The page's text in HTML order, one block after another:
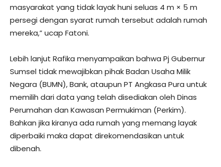
masyarakat yang tidak layak huni seluas 4 m × 5 m
persegi dengan syarat rumah tersebut adalah rumah
mereka,” ucap Fatoni.
Lebih lanjut Rafika menyampaikan bahwa Pj Gubernur
Sumsel tidak mewajibkan pihak Badan Usaha Milik
Negara (BUMN), Bank, ataupun PT Angkasa Pura untuk
memilih dari data yang telah disediakan oleh Dinas
Perumahan dan Kawasan Permukiman (Perkim).
Bahkan jika kiranya ada rumah yang memang layak
diperbaiki maka dapat direkomendasikan untuk
dibenah.